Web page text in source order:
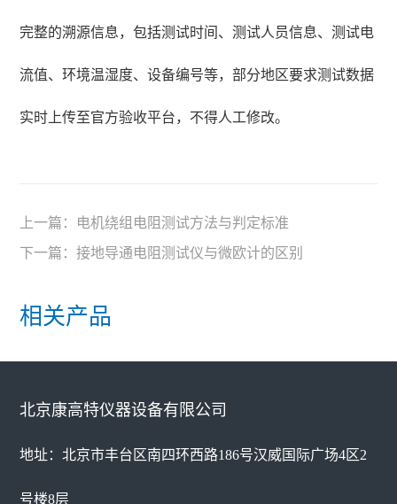
完整的溯源信息，包括测试时间、测试人员信息、测试电
流值、环境温湿度、设备编号等，部分地区要求测试数据
实时上传至官方验收平台，不得人工修改。
上一篇： 电机绕组电阻测试方法与判定标准
下一篇：接地导通电阻测试仪与微欧计的区别
相关产品
北京康高特仪器设备有限公司
地址：北京市丰台区南四环西路186号汉威国际广场4区2
号楼8层